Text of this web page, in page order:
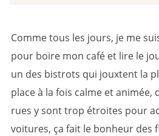
Comme tous les jours, je me
pour boire mon café et lire le
un des bistrots qui jouxtent la
place à la fois calme et animée,
rues y sont trop étroites pour
voitures, ça fait le bonheur des